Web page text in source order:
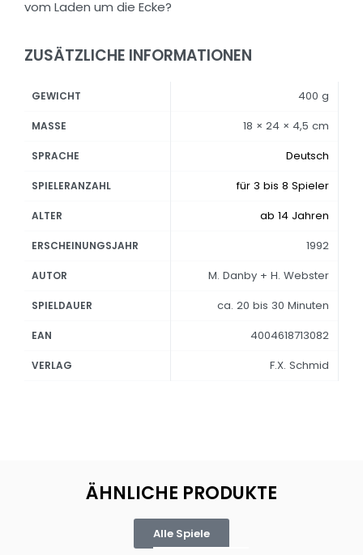
vom Laden um die Ecke?
ZUSÄTZLICHE INFORMATIONEN
GEWICHT 400 g
MASSE 18 × 24 × 4,5 cm
SPRACHE Deutsch
SPIELERANZAHL für 3 bis 8 Spieler
ALTER ab 14 Jahren
ERSCHEINUNGSJAHR 1992
AUTOR M. Danby + H. Webster
SPIELDAUER ca. 20 bis 30 Minuten
EAN 4004618713082
VERLAG F.X. Schmid
ÄHNLICHE PRODUKTE
Alle Spiele